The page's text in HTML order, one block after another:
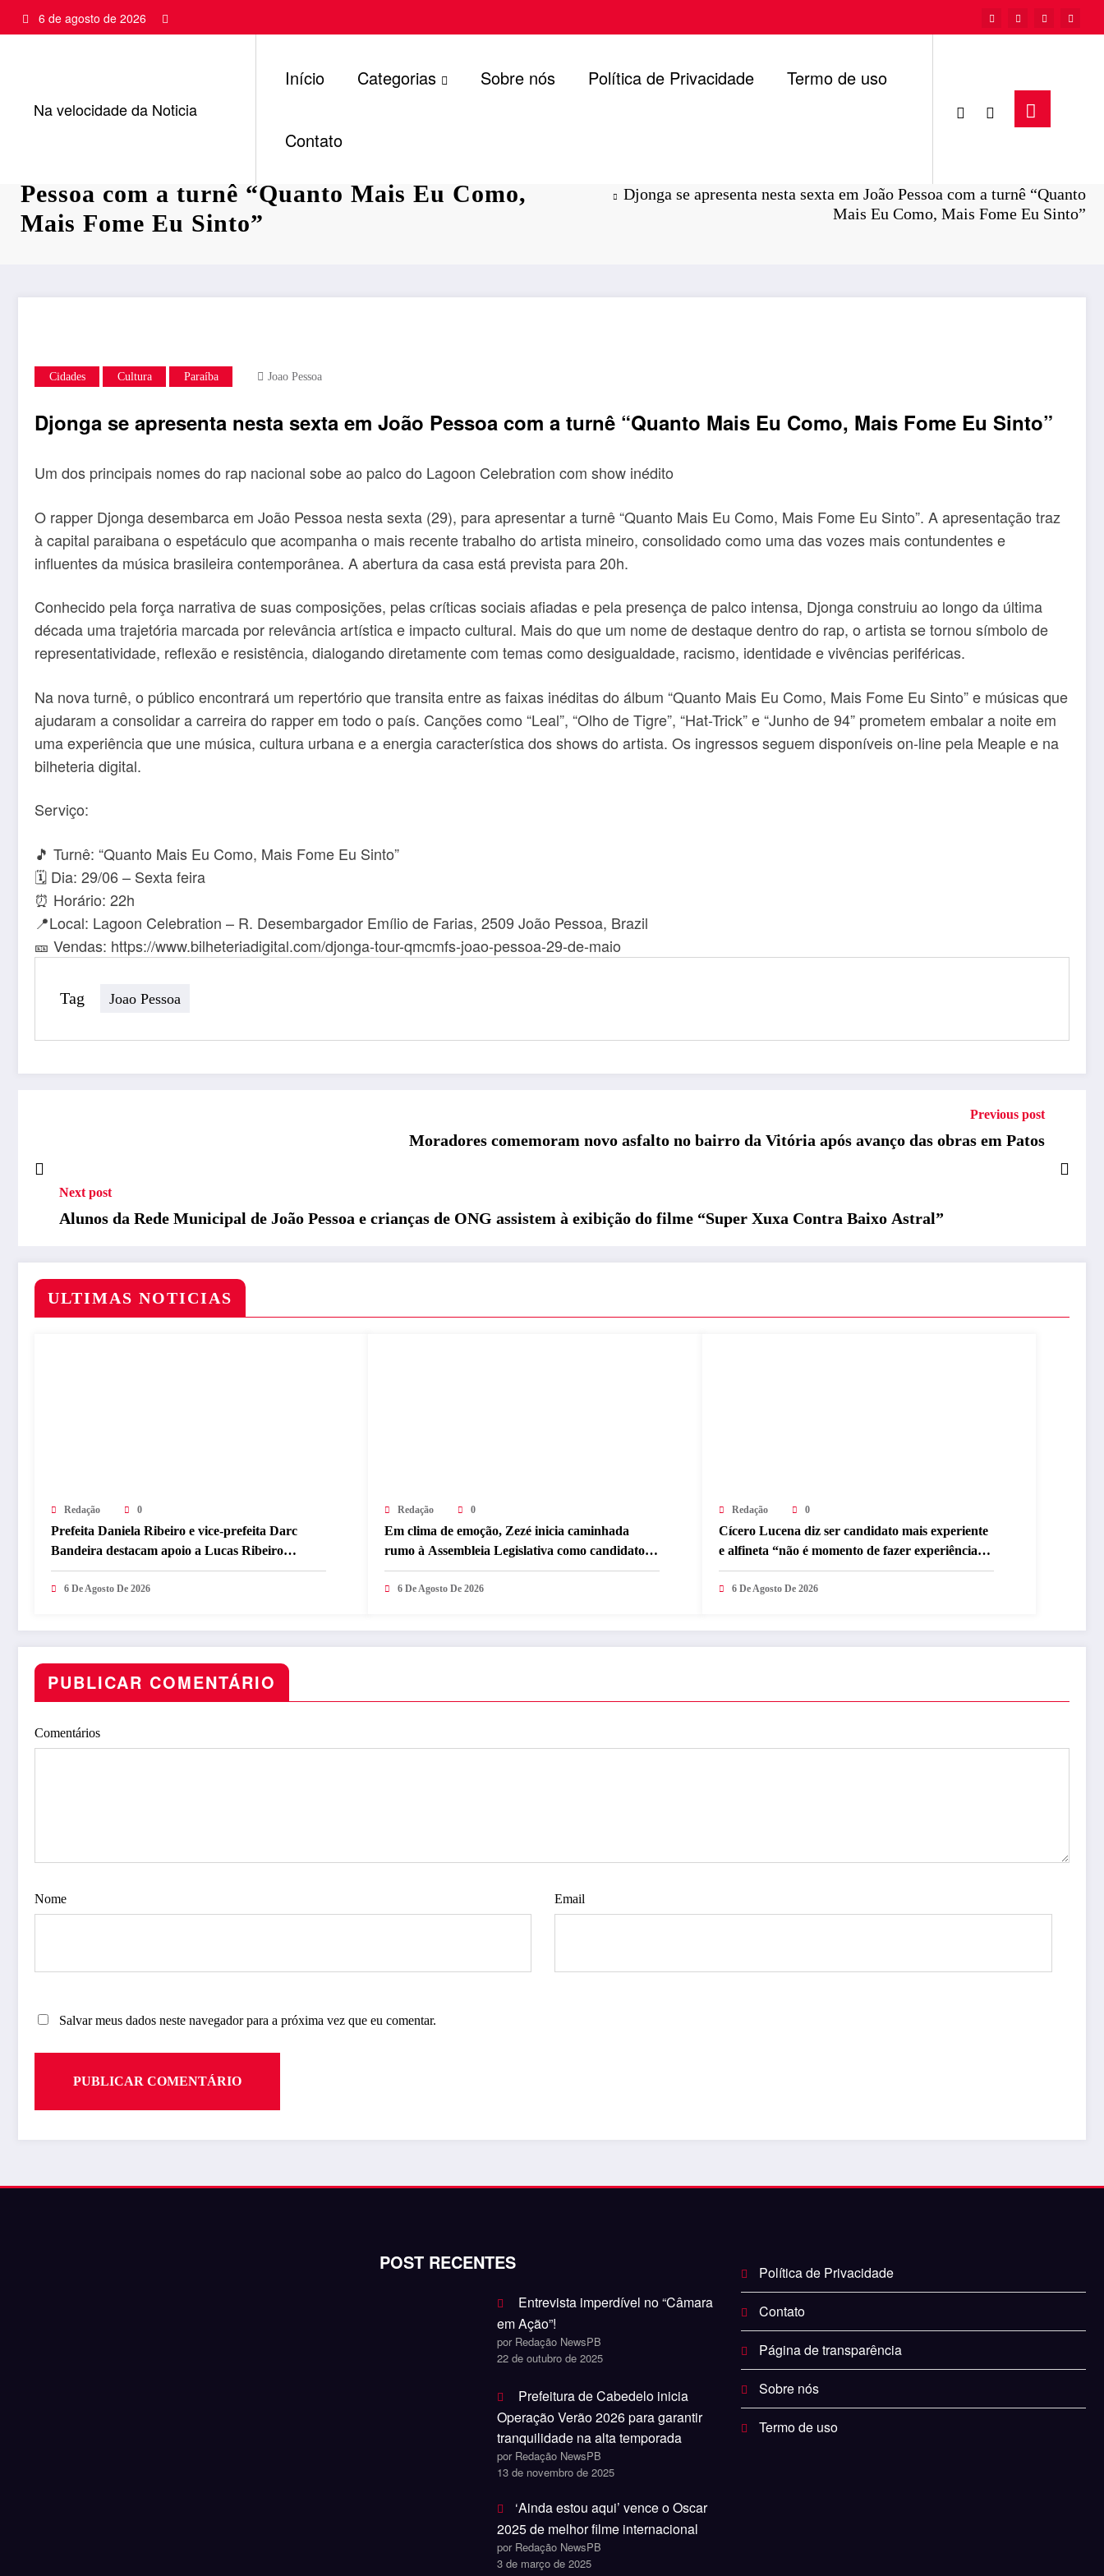
para
6 de agosto de 2026
Na velocidade da Noticia
Início Categorias Sobre nós Política de Privacidade Termo de uso
Contato
Pessoa com a turnê “Quanto Mais Eu Como,
Mais Fome Eu Sinto”
Djonga se apresenta nesta sexta em João Pessoa com a turnê “Quanto
Mais Eu Como, Mais Fome Eu Sinto”
Cidades Cultura Paraíba Joao Pessoa
Djonga se apresenta nesta sexta em João Pessoa com a turnê “Quanto Mais Eu Como, Mais Fome Eu Sinto”
Um dos principais nomes do rap nacional sobe ao palco do Lagoon Celebration com show inédito
O rapper Djonga desembarca em João Pessoa nesta sexta (29), para apresentar a turnê “Quanto Mais Eu Como, Mais Fome Eu Sinto”. A apresentação traz
à capital paraibana o espetáculo que acompanha o mais recente trabalho do artista mineiro, consolidado como uma das vozes mais contundentes e
influentes da música brasileira contemporânea. A abertura da casa está prevista para 20h.
Conhecido pela força narrativa de suas composições, pelas críticas sociais afiadas e pela presença de palco intensa, Djonga construiu ao longo da última
década uma trajetória marcada por relevância artística e impacto cultural. Mais do que um nome de destaque dentro do rap, o artista se tornou símbolo de
representatividade, reflexão e resistência, dialogando diretamente com temas como desigualdade, racismo, identidade e vivências periféricas.
Na nova turnê, o público encontrará um repertório que transita entre as faixas inéditas do álbum “Quanto Mais Eu Como, Mais Fome Eu Sinto” e músicas que
ajudaram a consolidar a carreira do rapper em todo o país. Canções como “Leal”, “Olho de Tigre”, “Hat-Trick” e “Junho de 94” prometem embalar a noite em
uma experiência que une música, cultura urbana e a energia característica dos shows do artista. Os ingressos seguem disponíveis on-line pela Meaple e na
bilheteria digital.
Serviço:
🎵 Turnê: “Quanto Mais Eu Como, Mais Fome Eu Sinto”
🗓️ Dia: 29/06 – Sexta feira
⏰ Horário: 22h
📍Local: Lagoon Celebration – R. Desembargador Emílio de Farias, 2509 João Pessoa, Brazil
🎫 Vendas: https://www.bilheteriadigital.com/djonga-tour-qmcmfs-joao-pessoa-29-de-maio
Tag Joao Pessoa
Previous post
Moradores comemoram novo asfalto no bairro da Vitória após avanço das obras em Patos
Next post
Alunos da Rede Municipal de João Pessoa e crianças de ONG assistem à exibição do filme “Super Xuxa Contra Baixo Astral”
ULTIMAS NOTICIAS
Redação 0
Prefeita Daniela Ribeiro e vice-prefeita Darc
Bandeira destacam apoio a Lucas Ribeiro
durante convenção e afirmam confiança na
continuidade do trabalho na Paraíba
6 De Agosto De 2026
Redação 0
Em clima de emoção, Zezé inicia caminhada
rumo à Assembleia Legislativa como candidato a
deputado estadual
6 De Agosto De 2026
Redação 0
Cícero Lucena diz ser candidato mais experiente
e alfineta “não é momento de fazer experiência”
sobre disputa ao Governo
6 De Agosto De 2026
PUBLICAR COMENTÁRIO
Comentários
Nome Email
Salvar meus dados neste navegador para a próxima vez que eu comentar.
POST RECENTES
Entrevista imperdível no “Câmara
em Ação”!
por Redação NewsPB
22 de outubro de 2025
Prefeitura de Cabedelo inicia
Operação Verão 2026 para garantir
tranquilidade na alta temporada
por Redação NewsPB
13 de novembro de 2025
‘Ainda estou aqui’ vence o Oscar
2025 de melhor filme internacional
por Redação NewsPB
3 de março de 2025
Política de Privacidade
Contato
Página de transparência
Sobre nós
Termo de uso